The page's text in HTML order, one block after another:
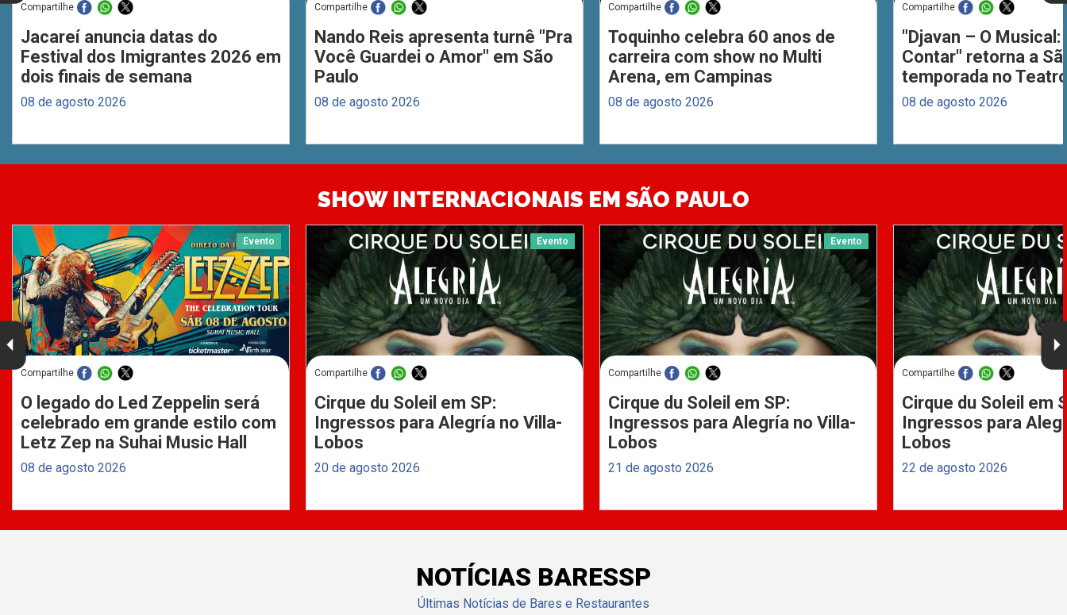
Compartilhe
Jacareí anuncia datas do
Festival dos Imigrantes 2026 em
dois finais de semana
08 de agosto 2026
Compartilhe
Nando Reis apresenta turnê "Pra
Você Guardei o Amor" em São
Paulo
08 de agosto 2026
Compartilhe
Toquinho celebra 60 anos de
carreira com show no Multi
Arena, em Campinas
08 de agosto 2026
Compartilhe
"Djavan – O Musical:
Contar" retorna a
temporada no
08 de agosto 2026
SHOW INTERNACIONAIS EM SÃO PAULO
Evento
Compartilhe
O legado do Led Zeppelin será
celebrado em grande estilo com
Letz Zep na Suhai Music Hall
08 de agosto 2026
Evento
Compartilhe
Cirque du Soleil em SP:
Ingressos para Alegría no Villa-
Lobos
20 de agosto 2026
Evento
Compartilhe
Cirque du Soleil em SP:
Ingressos para Alegría no Villa-
Lobos
21 de agosto 2026
Compartilhe
Cirque du Soleil em
Ingressos para
Lobos
22 de agosto 2026
NOTÍCIAS BARESSP
Últimas Notícias de Bares e Restaurantes